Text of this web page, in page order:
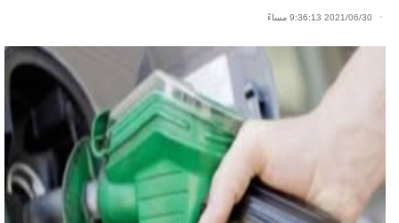
2021/06/30 9:36:13 مساءً